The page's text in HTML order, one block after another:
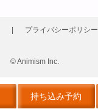
プライバシーポリシー
© Animism Inc.
フォーム 持ち込み予約